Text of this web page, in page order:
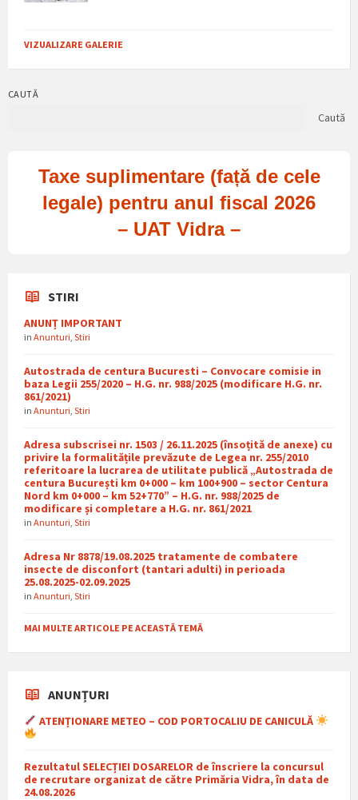
VIZUALIZARE GALERIE
CAUTĂ
Caută
Taxe suplimentare (față de cele
legale) pentru anul fiscal 2026
– UAT Vidra –
STIRI
ANUNȚ IMPORTANT
in Anunturi Stiri
Autostrada de centura Bucuresti – Convocare comisie in
baza Legii 255/2020 – H.G. nr. 988/2025 (modificare H.G. nr.
861/2021)
in Anunturi Stiri
Adresa subscrisei nr. 1503 / 26.11.2025 (însoțită de anexe) cu
privire la formalitățile prevăzute de Legea nr. 255/2010
referitoare la lucrarea de utilitate publică „Autostrada de
centura București km 0+000 – km 100+900 – sector Centura
Nord km 0+000 – km 52+770” – H.G. nr. 988/2025 de
modificare și completare a H.G. nr. 861/2021
in Anunturi Stiri
Adresa Nr 8878/19.08.2025 tratamente de combatere
insecte de disconfort (tantari adulti) in perioada
25.08.2025-02.09.2025
in Anunturi Stiri
MAI MULTE ARTICOLE PE ACEASTĂ TEMĂ
ANUNȚURI
ATENȚIONARE METEO – COD PORTOCALIU DE CANICULĂ
Rezultatul SELECȚIEI DOSARELOR de înscriere la concursul
de recrutare organizat de către Primăria Vidra, în data de
24.08.2026